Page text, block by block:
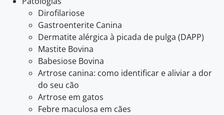
Dirofilariose
Gastroenterite Canina
Dermatite alérgica à picada de pulga (DAPP)
Mastite Bovina
Babesiose Bovina
Artrose canina: como identificar e aliviar a dor
do seu cão
Artrose em gatos
Febre maculosa em cães